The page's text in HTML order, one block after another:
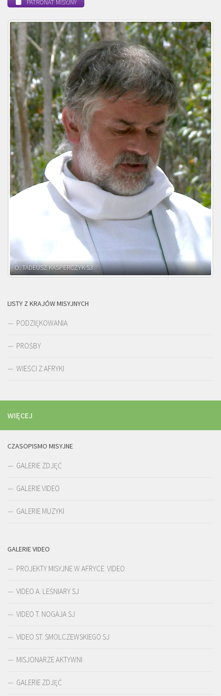
PATRONAT MISYJNY
O. ADNRZEJ LEŚNIARA SJ
LISTY Z KRAJÓW MISYJNYCH
PODZIĘKOWANIA
PROŚBY
WIEŚCI Z AFRYKI
WIĘCEJ
CZASOPISMO MISYJNE
GALERIE ZDJĘĆ
GALERIE VIDEO
GALERIE MUZYKI
GALERIE VIDEO
PROJEKTY MISYJNE W AFRYCE. VIDEO
VIDEO A. LEŚNIARY SJ
VIDEO T. NOGAJA SJ
VIDEO ST. SMOLCZEWSKIEGO SJ
MISJONARZE AKTYWNI
GALERIE ZDJĘĆ